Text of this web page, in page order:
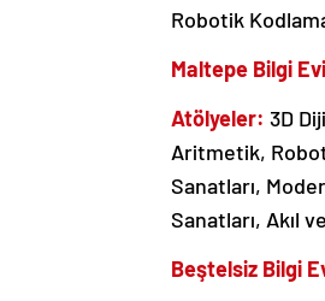
Robotik
Maltepe Bilgi Evi
Atölyeler: 3D
Aritmetik,
Sanatları,
Sanatları, Akıl
Beştelsiz Bilgi